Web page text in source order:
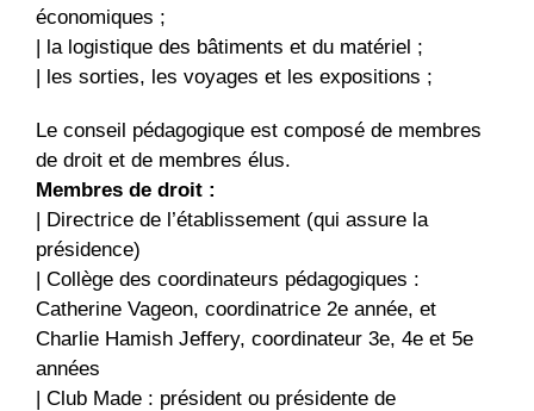
économiques ;
| la logistique des bâtiments et du matériel ;
| les sorties, les voyages et les expositions ;
Le conseil pédagogique est composé de membres
de droit et de membres élus.
Membres de droit :
| Directrice de l’établissement (qui assure la
présidence)
| Collège des coordinateurs pédagogiques :
Catherine Vageon, coordinatrice 2e année, et
Charlie Hamish Jeffery, coordinateur 3e, 4e et 5e
années
| Club Made : président ou présidente de